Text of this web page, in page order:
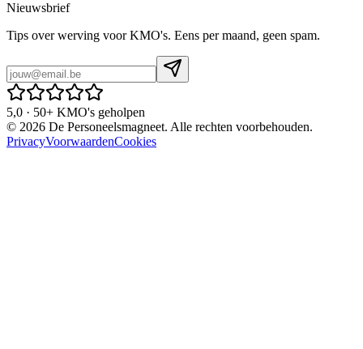
Nieuwsbrief
Tips over werving voor KMO's. Eens per maand, geen spam.
5,0 · 50+ KMO's geholpen
© 2026 De Personeelsmagneet. Alle rechten voorbehouden.
PrivacyVoorwaardenCookies